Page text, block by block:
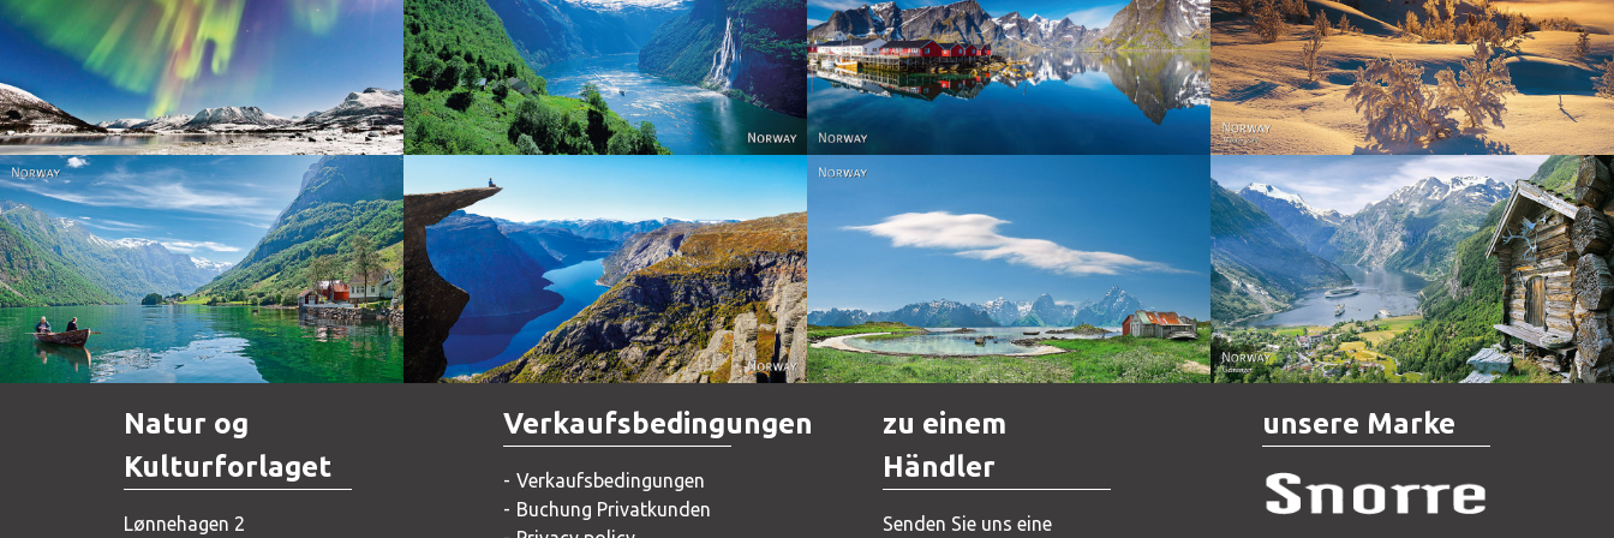
Norway Norway
Reine - Lofoten, Nord Norge. North
Norway.
Norway - Winter gold
Norway Norway Norway
Norway - Geiranger
Natur og
Kulturforlaget
Lønnehagen 2
Verkaufsbedingungen
Verkaufsbedingungen
Buchung Privatkunden
zu einem
Händler
Senden Sie uns eine
unsere Marke